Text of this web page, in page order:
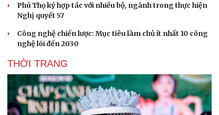
Doanh nghiệp 24h
Doanh nhân
Vì cộng đồng
Tin Công nghệ
Chuyển đổi số
Phú Thọ ký hợp tác với nhiều bộ, ngành trong thực hiện
Nghị quyết 57
Công nghệ chiến lược: Mục tiêu làm chủ ít nhất 10 công
nghệ lõi đến 2030
THỜI TRANG